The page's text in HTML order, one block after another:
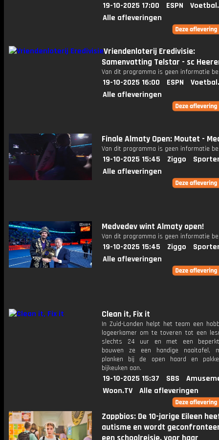
19-10-2025 17:00 ESPN
Alle afleveringen
Vriendenloterij Eredivisie:
Samenvatting Telstar - sc
Van dit programma is geen informatie
19-10-2025 16:00 ESPN
Alle afleveringen
Finale Almaty Open: Moutet -
Van dit programma is geen informatie
19-10-2025 15:45 Ziggo
Alle afleveringen
Medvedev wint Almaty open!
Van dit programma is geen informatie
19-10-2025 15:45 Ziggo
Alle afleveringen
Clean it, Fix it
In Zuid-Londen helpt het team een
logeerkamer om te toveren tot een
slechts 24 uur en met een
bouwen ze een handige naaitafel,
planken bij de open haard en
bijkeuken aan.
19-10-2025 15:37 SBS
Woon.TV
Alle afleveringen
Zappbios: De 10-jarige Eileen
autisme en wordt